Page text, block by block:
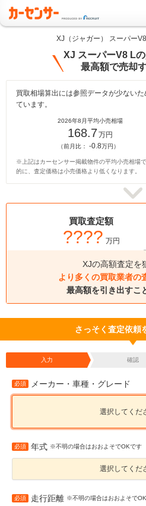
XJ（ジャガー） スーパー
XJ スーパーV8 Lの
最高額で売却
買取相場算出には参照データが少ない
ています。
2026年8月平均小売相場
168.7万円
（前月比： -0.8万円）
※上記はカーセンサー掲載物件の平均小売相場
的に、査定価格は小売価格より低くなります。
買取査定額
???? 万円
XJの高額査定を
より多くの買取業者の
最高額を引き出すこ
さっそく査定依頼
入力 確認
必須 メーカー・車種・グレード
選択してくだ
必須 年式 ※不明の場合はおおよそでOKです
選択してくだ
必須 走行距離 ※不明の場合はおおよそで